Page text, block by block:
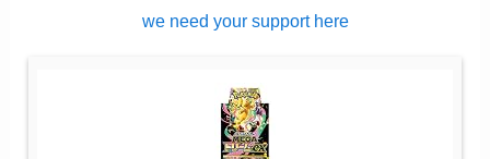
we need your support here